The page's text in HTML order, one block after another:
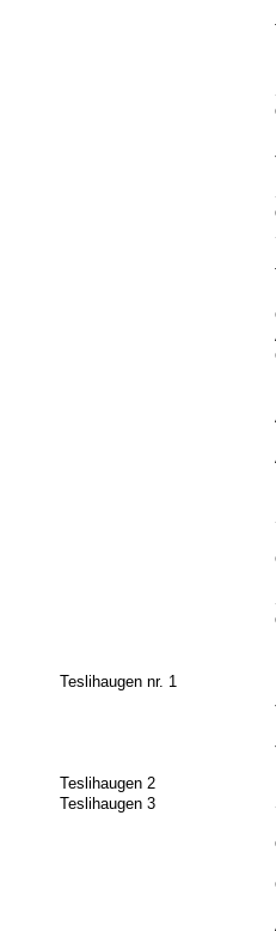
Teslihaugen nr. 1
Teslihaugen 2
Teslihaugen 3